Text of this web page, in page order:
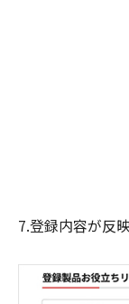
7.登録内容が反